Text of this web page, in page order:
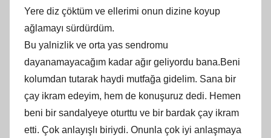
Yere diz çöktüm ve ellerimi onun dizine koyup
ağlamayı sürdürdüm.
Bu yalnizlik ve orta yas sendromu
dayanamayacağım kadar ağır geliyordu bana.Beni
kolumdan tutarak haydi mutfağa gidelim. Sana bir
çay ikram edeyim, hem de konuşuruz dedi. Hemen
beni bir sandalyeye oturttu ve bir bardak çay ikram
etti. Çok anlayışlı biriydi. Onunla çok iyi anlaşmaya